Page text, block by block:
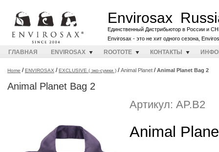
Envirosax
Единственный Дистрибьютор в России и
Envirosax - это не хит одного сезона,
ГЛАВНАЯ ENVIROSAX ROOTOTE КОНТАКТЫ
Home /ENVIROSAX /EXCLUSIVE ( эко-сумки ) /Animal Planet /Animal Planet Bag 2
Animal Planet Bag 2
Артикул: AP.B2
Animal